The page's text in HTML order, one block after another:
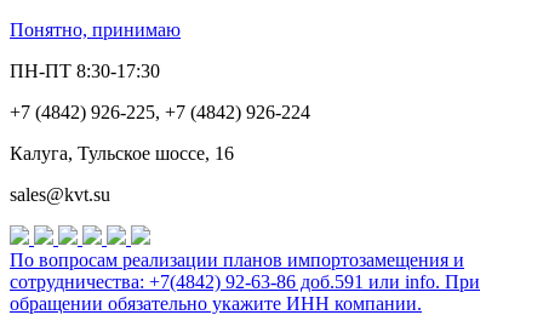
Понятно, принимаю
ПН-ПТ 8:30-17:30
+7 (4842) 926-225, +7 (4842) 926-224
Калуга, Тульское шоссе, 16
sales@kvt.su
По вопросам реализации планов импортозамещения и
сотрудничества: +7(4842) 92-63-86 доб.591 или info. При
обращении обязательно укажите ИНН компании.